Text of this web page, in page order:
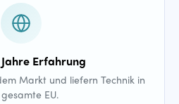
Erfahrung
Markt und liefern Technik in
EU.